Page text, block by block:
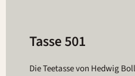
Tasse 501
Die Teetasse von Hedwig